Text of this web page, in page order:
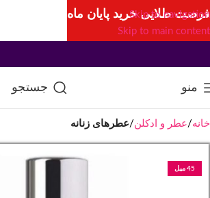
Skip to navigation
Skip to main content
منو جستجو
خانه عطر و ادکلن عطرهای زنانه
45 میل
فرصت طلایی خرید پایان ماه